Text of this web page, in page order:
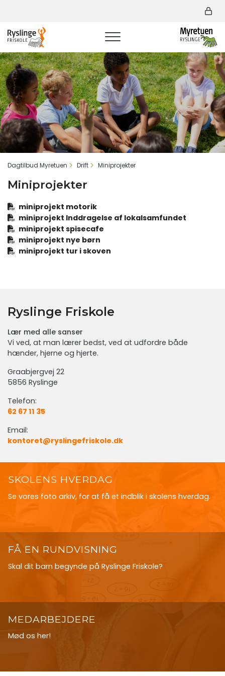
l
h
o
v
e
d
i
n
d
Brødkrumme
Dagtilbud Myretuen Drift Miniprojekter
Miniprojekter
miniprojekt motorik
miniprojekt Inddragelse af lokalsamfundet
miniprojekt spisecafe
miniprojekt nye børn
miniprojekt tur i skoven
Ryslinge Friskole
Lær med alle sanser
Vi ved, at man lærer bedst, ved at udfordre både
hænder, hjerne og hjerte.
Graabjergvej 22
5856 Ryslinge
Telefon:
62 67 11 35
Email:
kontoret@ryslingefriskole.dk
SKOLENS HVERDAG
Se vores foto arkiv, for at få et indblik i skolens hverdag.
FÅ EN RUNDVISNING
Skal dit barn begynde på Ryslinge Friskole?
MEDARBEJDERE
Mød os her!